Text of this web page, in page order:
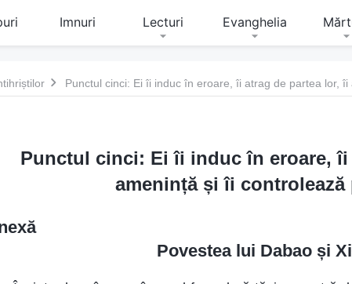
Imnuri Lecturi Evanghelia
Punctul cinci: Ei îi induc în eroare, îi atrag de partea lor,
Punctul cinci: Ei îi induc în eroare, îi
amenință și îi controlează
Povestea lui Dabao și